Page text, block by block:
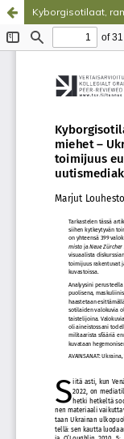
Kyborgisotilaat,
Palvelua